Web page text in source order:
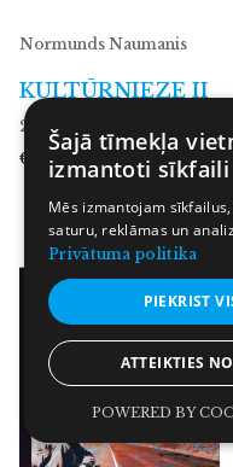
Normunds Naumanis
KULTŪRNIEZE II
2008—2014
€8.39
Šajā tīmekļa
izmantoti sīkfaili
Mēs izmantojam
saturu, reklāmas un
Privātuma politika
PIEKRIST
ATTEIKTIES
POWERED BY